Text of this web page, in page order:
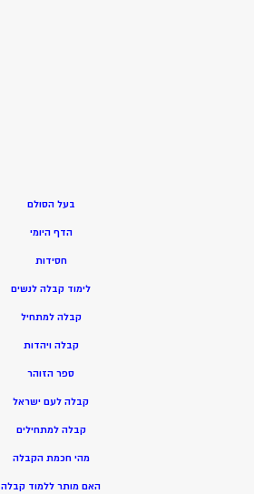
בעל הסולם
הדף היומי
חסידות
לימוד קבלה לנשים
קבלה למתחיל
קבלה ויהדות
ספר הזוהר
קבלה לעם ישראל
קבלה למתחילים
מהי חכמת הקבלה
האם מותר ללמוד קבלה